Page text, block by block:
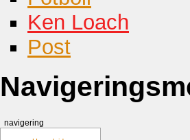
Ken Loach
Post
navigering